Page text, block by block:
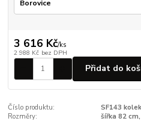
3 616 Kč/ks
2 988 Kč bez DPH
Přidat do
Číslo produktu:
SF143
Rozměry:
šířka 82